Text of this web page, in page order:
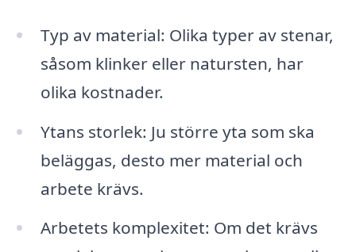
Typ av material: Olika typer av stenar,
såsom klinker eller natursten, har
olika kostnader.
Ytans storlek: Ju större yta som ska
beläggas, desto mer material och
arbete krävs.
Arbetets komplexitet: Om det krävs